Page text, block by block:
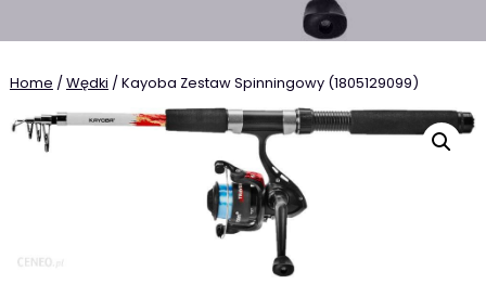
Home /Wędki / Kayoba Zestaw Spinningowy (1805129099)